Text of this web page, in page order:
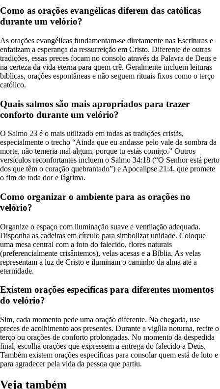
Como as orações evangélicas diferem das católicas
durante um velório?
As orações evangélicas fundamentam-se diretamente nas Escrituras e
enfatizam a esperança da ressurreição em Cristo. Diferente de outras
tradições, essas preces focam no consolo através da Palavra de Deus e
na certeza da vida eterna para quem crê. Geralmente incluem leituras
bíblicas, orações espontâneas e não seguem rituais fixos como o terço
católico.
Quais salmos são mais apropriados para trazer
conforto durante um velório?
O Salmo 23 é o mais utilizado em todas as tradições cristãs,
especialmente o trecho “Ainda que eu andasse pelo vale da sombra da
morte, não temeria mal algum, porque tu estás comigo.” Outros
versículos reconfortantes incluem o Salmo 34:18 (“O Senhor está perto
dos que têm o coração quebrantado”) e Apocalipse 21:4, que promete
o fim de toda dor e lágrima.
Como organizar o ambiente para as orações no
velório?
Organize o espaço com iluminação suave e ventilação adequada.
Disponha as cadeiras em círculo para simbolizar unidade. Coloque
uma mesa central com a foto do falecido, flores naturais
(preferencialmente crisântemos), velas acesas e a Bíblia. As velas
representam a luz de Cristo e iluminam o caminho da alma até a
eternidade.
Existem orações específicas para diferentes momentos
do velório?
Sim, cada momento pede uma oração diferente. Na chegada, use
preces de acolhimento aos presentes. Durante a vigília noturna, recite o
terço ou orações de conforto prolongadas. No momento da despedida
final, escolha orações que expressem a entrega do falecido a Deus.
Também existem orações específicas para consolar quem está de luto e
para agradecer pela vida da pessoa que partiu.
Veja também